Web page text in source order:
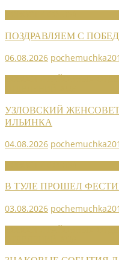
ПОЗДРАВЛЯЕМ С
06.08.2026
УЗЛОВСКИЙ
ИЛЬИНКА
04.08.2026
В ТУЛЕ ПРОШЕЛ
03.08.2026